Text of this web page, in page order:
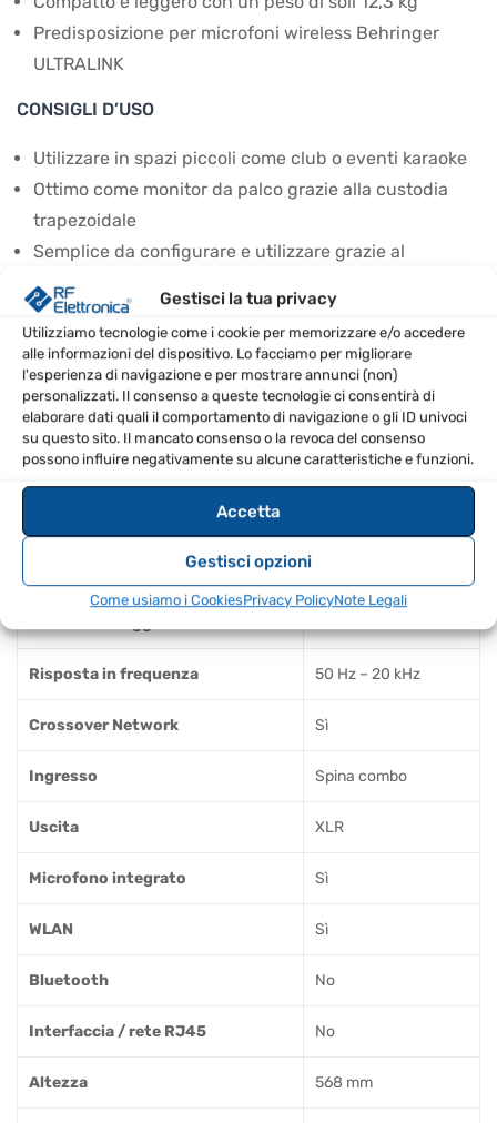
Gestisci la tua privacy
Utilizziamo tecnologie come i cookie per memorizzare e/o accedere
alle informazioni del dispositivo. Lo facciamo per migliorare
l'esperienza di navigazione e per mostrare annunci (non)
personalizzati. Il consenso a queste tecnologie ci consentirà di
elaborare dati quali il comportamento di navigazione o gli ID univoci
su questo sito. Il mancato consenso o la revoca del consenso
possono influire negativamente su alcune caratteristiche e funzioni.
Accetta
Gestisci opzioni
Come usiamo i CookiesPrivacy PolicyNote Legali
Predisposizione per microfoni wireless Behringer
ULTRALINK
CONSIGLI D’USO
Utilizzare in spazi piccoli come club o eventi karaoke
Ottimo come monitor da palco grazie alla custodia
trapezoidale
Semplice da configurare e utilizzare grazie al
pannello di controllo chiaro
Collegare altri sistemi tramite l'uscita XLR
SPECIFICHE TECNICHE
Produttore Behringer
Dimensione Woofer 12 pollici
Risposta in frequenza 50 Hz – 20 kHz
Crossover Network Sì
Ingresso Spina combo
Uscita XLR
Microfono integrato Sì
WLAN Sì
Bluetooth No
Interfaccia / rete RJ45 No
Altezza 568 mm